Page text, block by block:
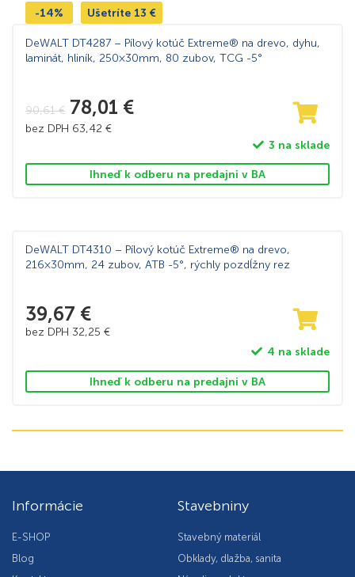
-14% Ušetríte 13 €
DeWALT DT4287 – Pílový kotúč Extreme® na drevo, dyhu,
laminát, hliník, 250×30mm, 80 zubov, TCG -5°
90,61€ 78,01 €
bez DPH 63,42 €
3 na sklade
Ihneď k odberu na predajni v BA
DeWALT DT4310 – Pílový kotúč Extreme® na drevo,
216×30mm, 24 zubov, ATB -5°, rýchly pozdĺžny rez
39,67 €
bez DPH 32,25 €
4 na sklade
Ihneď k odberu na predajni v BA
Informácie
E-SHOP
Blog
Stavebniny
Stavebný materiál
Obklady, dlažba, sanita